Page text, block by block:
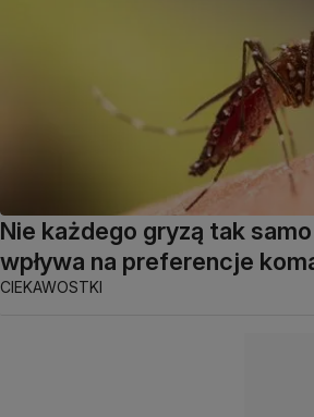
Nie każdego gryzą tak
wpływa na preferencje
CIEKAWOSTKI